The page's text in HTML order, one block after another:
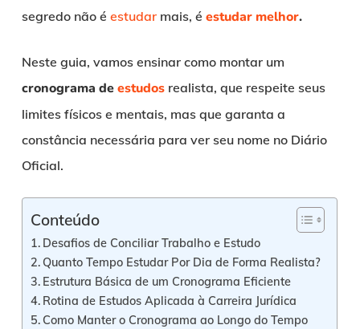
segredo não é estudarmais, é estudar melhor.
Neste guia, vamos ensinar como montar um
cronograma deestudosrealista, que respeite seus
limites físicos e mentais, mas que garanta a
constância necessária para ver seu nome no Diário
Oficial.
Conteúdo
Desafios de Conciliar Trabalho e Estudo
Quanto Tempo Estudar Por Dia de Forma Realista?
Estrutura Básica de um Cronograma Eficiente
Rotina de Estudos Aplicada à Carreira Jurídica
Como Manter o Cronograma ao Longo do Tempo